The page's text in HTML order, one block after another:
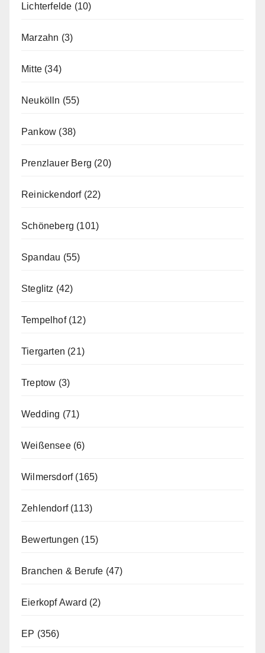
Lichterfelde (10)
Marzahn (3)
Mitte (34)
Neukölln (55)
Pankow (38)
Prenzlauer Berg (20)
Reinickendorf(22)
Schöneberg (101)
Spandau (55)
Steglitz (42)
Tempelhof(12)
Tiergarten (21)
Treptow (3)
Wedding (71)
Weißensee(6)
Wilmersdorf(165)
Zehlendorf(113)
Bewertungen (15)
Branchen & Berufe (47)
Eierkopf Award (2)
EP (356)